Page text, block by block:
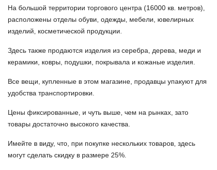
На большой территории торгового центра (16000 кв. метров),
расположены отделы обуви, одежды, мебели, ювелирных
изделий, косметической продукции.
Здесь также продаются изделия из серебра, дерева, меди и
керамики, ковры, подушки, покрывала и кожаные изделия.
Все вещи, купленные в этом магазине, продавцы упакуют для
удобства транспортировки.
Цены фиксированные, и чуть выше, чем на рынках, зато
товары достаточно высокого качества.
Имейте в виду, что, при покупке нескольких товаров, здесь
могут сделать скидку в размере 25%.